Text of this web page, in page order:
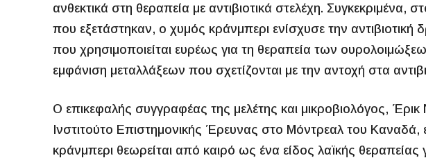
ανθεκτικά στη θεραπεία με αντιβιοτικά στελέχη. Συγκεκριμένα,
που εξετάστηκαν, ο χυμός κράνμπερι ενίσχυσε την
που χρησιμοποιείται ευρέως για τη θεραπεία των
εμφάνιση μεταλλάξεων που σχετίζονται με την αντοχή στα
Ο επικεφαλής συγγραφέας της μελέτης και μικροβιολόγος, Έρικ
Ινστιτούτο Επιστημονικής Έρευνας στο Μόντρεαλ του Καναδά,
κράνμπερι θεωρείται από καιρό ως ένα είδος λαïκής θεραπείας